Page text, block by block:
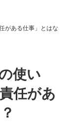
がある仕事」とはな
使い
任があ